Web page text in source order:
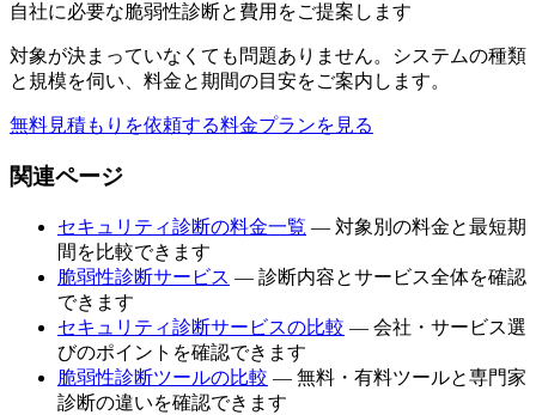
自社に必要な脆弱性診断と費用をご提案します
対象が決まっていなくても問題ありません。システムの種類
と規模を伺い、料金と期間の目安をご案内します。
無料見積もりを依頼する料金プランを見る
関連ページ
セキュリティ診断の料金一覧 — 対象別の料金と最短期
間を比較できます
脆弱性診断サービス — 診断内容とサービス全体を確認
できます
セキュリティ診断サービスの比較 — 会社・サービス選
びのポイントを確認できます
脆弱性診断ツールの比較 — 無料・有料ツールと専門家
診断の違いを確認できます